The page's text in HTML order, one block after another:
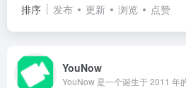
排序 发布 更新 浏览 点赞
YouNow
YouNow 是一个诞生于 2011 年